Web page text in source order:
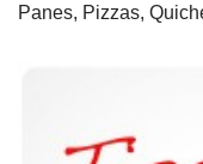
Panes, Pizzas,